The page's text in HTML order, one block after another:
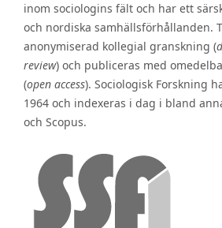
inom sociologins fält och har ett
och nordiska samhällsförhållanden.
anonymiserad kollegial granskning (
review) och publiceras med
(open access). Sociologisk Forskning
1964 och indexeras i dag i bland
och Scopus.